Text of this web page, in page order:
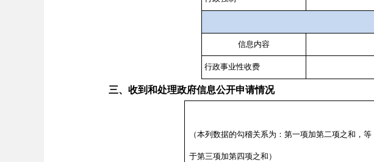
信息内容
行政事业性收费
三、收到和处理政府信息公开申请情况
（本列数据的勾稽关系为：第一项加第二项之和，等
于第三项加第四项之和）